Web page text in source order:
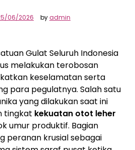
06/2026 byadmin
Gulat Seluruh Indonesia
melakukan terobosan
keselamatan serta
para pegulatnya. Salah satu
yang dilakukan saat ini
tingkat kekuatan otot leher
umur produktif. Bagian
peranan krusial sebagai